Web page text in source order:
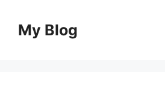
contentMy Blog